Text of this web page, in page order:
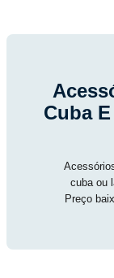
Cuba
cuba ou
Preço